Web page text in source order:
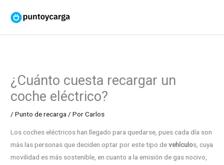
¿Cuánto cuesta recargar un
coche eléctrico?
/Punto de recarga/ PorCarlos
Los coches eléctricos han llegado para quedarse, pues cada día son
más las personas que deciden optar por este tipo devehículos, cuya
movilidad es más sostenible, en cuanto a la emisión de gas nocivo,